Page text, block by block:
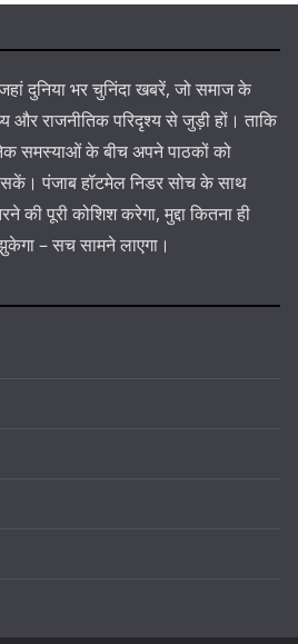
दुनिया भर चुनिंदा खबरें, जो समाज के
और राजनीतिक परिदृश्य से जुड़ी हों। ताकि
समस्याओं के बीच अपने पाठकों को
सकें। पंजाब हॉटमेल निडर सोच के साथ
की पूरी कोशिश करेगा, मुद्दा कितना ही
झुकेगा – सच सामने लाएगा।